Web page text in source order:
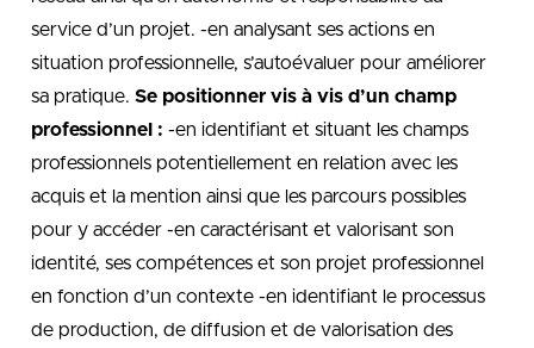
service d’un projet. -en analysant ses actions en
situation professionnelle, s’autoévaluer pour améliorer
sa pratique. Se positionner vis à vis d’un champ
professionnel : -en identifiant et situant les champs
professionnels potentiellement en relation avec les
acquis et la mention ainsi que les parcours possibles
pour y accéder -en caractérisant et valorisant son
identité, ses compétences et son projet professionnel
en fonction d’un contexte -en identifiant le processus
de production, de diffusion et de valorisation des